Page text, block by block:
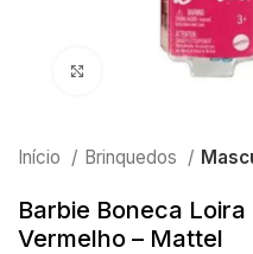
Clique para ampliar
Início Brinquedos
Barbie Boneca
Vermelho – Mattel